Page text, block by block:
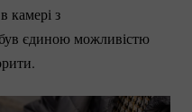
камері з
єдиною можливістю